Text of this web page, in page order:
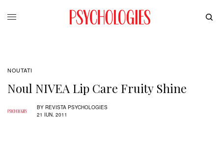
NOUTATI
Noul NIVEA Lip Care Fruity Shine
BY REVISTA PSYCHOLOGIES
21 IUN. 2011